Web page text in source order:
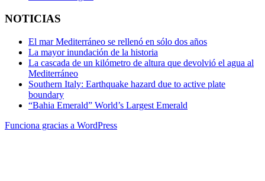
NOTICIAS
El mar Mediterráneo se rellenó en sólo dos años
La mayor inundación de la historia
La cascada de un kilómetro de altura que devolvió el agua al
Mediterráneo
Southern Italy: Earthquake hazard due to active plate
boundary
“Bahia Emerald” World’s Largest Emerald
Funciona gracias a WordPress